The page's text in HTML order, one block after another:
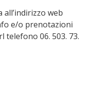
all’indirizzo web
e/o prenotazioni
telefono 06. 503. 73.